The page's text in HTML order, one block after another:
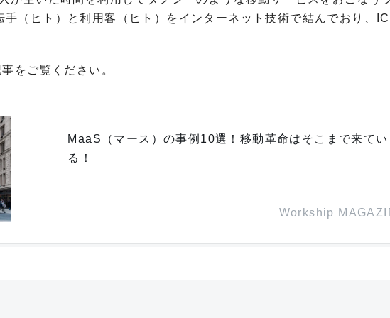
手（ヒト）と利用客（ヒト）をインターネット技術で結んでおり、
をご覧ください。
MaaS（マース）の事例10選！移動革命はそこまで来てい
る！
Workship